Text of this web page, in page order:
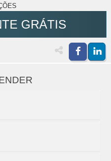
GRÁTIS